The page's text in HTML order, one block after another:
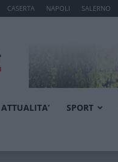
CASERTA NAPOLI SALERNO
ATTUALITA’ SPORT